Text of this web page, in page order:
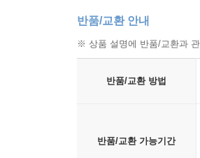
반품/교환 안내
※ 상품 설명에 반품/교환과
반품/교환 방법
반품/교환 가능기간